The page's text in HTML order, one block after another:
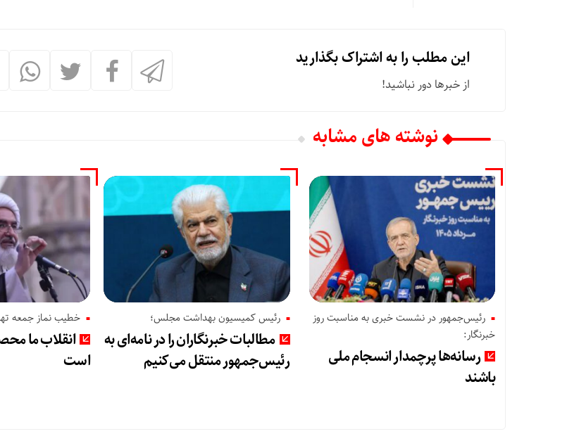
این مطلب را به اشتراک بگذارید
از خبرها دور نباشید!
نوشته های مشابه
رئیس‌جمهور در نشست خبری به مناسبت روز
خبرنگار:
رسانه‌ها پرچمدار انسجام ملی
باشند
رئیس کمیسیون بهداشت مجلس؛
مطالبات خبرنگاران را در نامه‌ای به
رئیس‌جمهور منتقل می‌کنیم
خطیب نماز جمعه
انقلاب ما
است